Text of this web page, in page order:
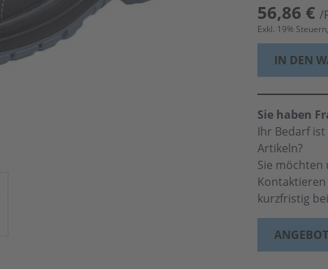
56,86 € /
Exkl. 19%
IN DEN
Sie haben
Ihr Bedarf
Artikeln?
Sie möchten
kurzfristig